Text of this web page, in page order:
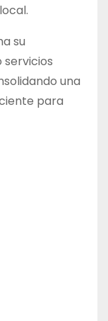
su
una
para